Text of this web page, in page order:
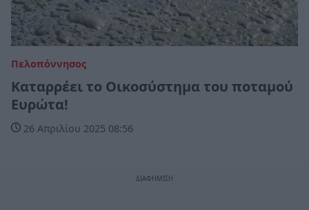
Πελοπόννησος
Καταρρέει το Οικοσύστημα του ποταμού
Ευρώτα!
26 Απριλίου 2025 08:56